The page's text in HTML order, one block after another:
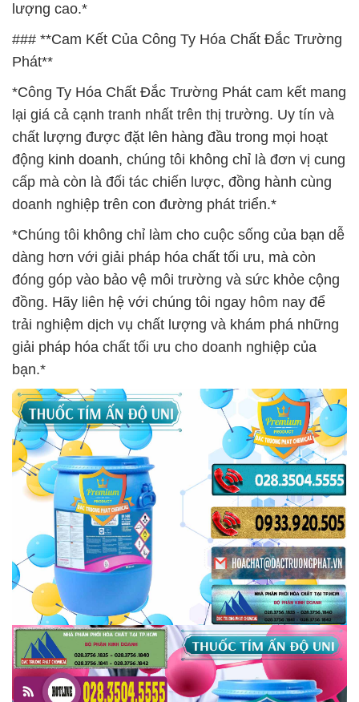
lượng cao.*
### **Cam Kết Của Công Ty Hóa Chất Đắc Trường
Phát**
*Công Ty Hóa Chất Đắc Trường Phát cam kết mang
lại giá cả cạnh tranh nhất trên thị trường. Uy tín và
chất lượng được đặt lên hàng đầu trong mọi hoạt
động kinh doanh, chúng tôi không chỉ là đơn vị cung
cấp mà còn là đối tác chiến lược, đồng hành cùng
doanh nghiệp trên con đường phát triển.*
*Chúng tôi không chỉ làm cho cuộc sống của bạn dễ
dàng hơn với giải pháp hóa chất tối ưu, mà còn
đóng góp vào bảo vệ môi trường và sức khỏe cộng
đồng. Hãy liên hệ với chúng tôi ngay hôm nay để
trải nghiệm dịch vụ chất lượng và khám phá những
giải pháp hóa chất tối ưu cho doanh nghiệp của
bạn.*